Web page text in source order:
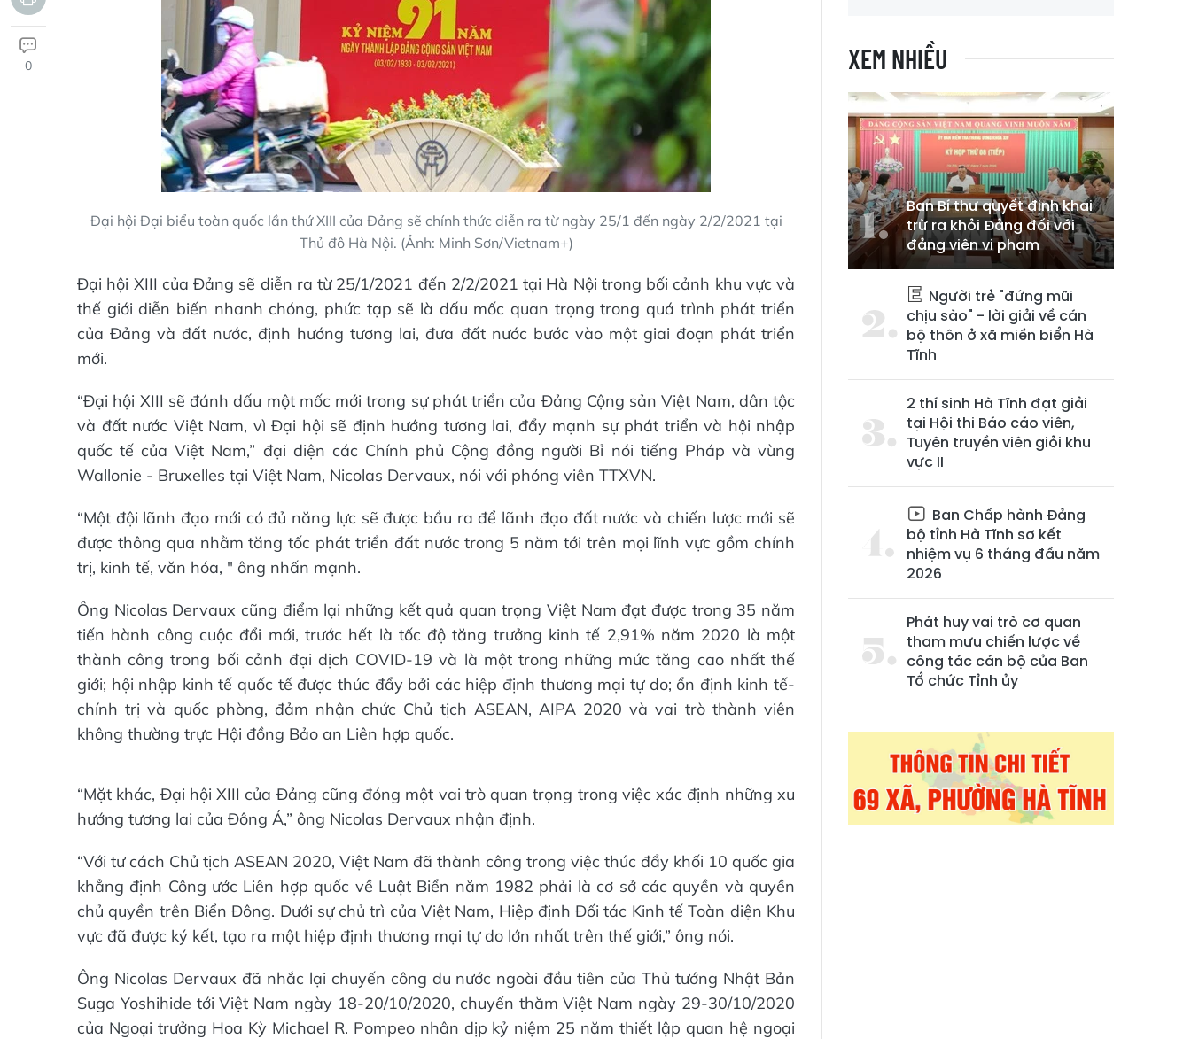
0
Đại hội Đại biểu toàn quốc lần thứ XIII của Đảng sẽ chính thức diễn ra từ ngày 25/1 đến ngày 2/2/2021 tại
Thủ đô Hà Nội. (Ảnh: Minh Sơn/Vietnam+)
Đại hội XIII của Đảng sẽ diễn ra từ 25/1/2021 đến 2/2/2021 tại Hà Nội trong bối cảnh khu vực và
thế giới diễn biến nhanh chóng, phức tạp sẽ là dấu mốc quan trọng trong quá trình phát triển
của Đảng và đất nước, định hướng tương lai, đưa đất nước bước vào một giai đoạn phát triển
mới.
“Đại hội XIII sẽ đánh dấu một mốc mới trong sự phát triển của Đảng Cộng sản Việt Nam, dân tộc
và đất nước Việt Nam, vì Đại hội sẽ định hướng tương lai, đẩy mạnh sự phát triển và hội nhập
quốc tế của Việt Nam,” đại diện các Chính phủ Cộng đồng người Bỉ nói tiếng Pháp và vùng
Wallonie - Bruxelles tại Việt Nam, Nicolas Dervaux, nói với phóng viên TTXVN.
“Một đội lãnh đạo mới có đủ năng lực sẽ được bầu ra để lãnh đạo đất nước và chiến lược mới sẽ
được thông qua nhằm tăng tốc phát triển đất nước trong 5 năm tới trên mọi lĩnh vực gồm chính
trị, kinh tế, văn hóa, " ông nhấn mạnh.
Ông Nicolas Dervaux cũng điểm lại những kết quả quan trọng Việt Nam đạt được trong 35 năm
tiến hành công cuộc đổi mới, trước hết là tốc độ tăng trưởng kinh tế 2,91% năm 2020 là một
thành công trong bối cảnh đại dịch COVID-19 và là một trong những mức tăng cao nhất thế
giới; hội nhập kinh tế quốc tế được thúc đẩy bởi các hiệp định thương mại tự do; ổn định kinh tế-
chính trị và quốc phòng, đảm nhận chức Chủ tịch ASEAN, AIPA 2020 và vai trò thành viên
không thường trực Hội đồng Bảo an Liên hợp quốc.
“Mặt khác, Đại hội XIII của Đảng cũng đóng một vai trò quan trọng trong việc xác định những xu
hướng tương lai của Đông Á,” ông Nicolas Dervaux nhận định.
“Với tư cách Chủ tịch ASEAN 2020, Việt Nam đã thành công trong việc thúc đẩy khối 10 quốc gia
khẳng định Công ước Liên hợp quốc về Luật Biển năm 1982 phải là cơ sở các quyền và quyền
chủ quyền trên Biển Đông. Dưới sự chủ trì của Việt Nam, Hiệp định Đối tác Kinh tế Toàn diện Khu
vực đã được ký kết, tạo ra một hiệp định thương mại tự do lớn nhất trên thế giới,” ông nói.
Ông Nicolas Dervaux đã nhắc lại chuyến công du nước ngoài đầu tiên của Thủ tướng Nhật Bản
Suga Yoshihide tới Việt Nam ngày 18-20/10/2020, chuyến thăm Việt Nam ngày 29-30/10/2020
của Ngoại trưởng Hoa Kỳ Michael R. Pompeo nhân dịp kỷ niệm 25 năm thiết lập quan hệ ngoại
XEM NHIỀU
Ban Bí thư quyết định khai
trừ ra khỏi Đảng đối với
đảng viên vi phạm
Người trẻ "đứng mũi
chịu sào" - lời giải về cán
bộ thôn ở xã miền biển Hà
Tĩnh
2 thí sinh Hà Tĩnh đạt giải
tại Hội thi Báo cáo viên,
Tuyên truyền viên giỏi khu
vực II
Ban Chấp hành Đảng
bộ tỉnh Hà Tĩnh sơ kết
nhiệm vụ 6 tháng đầu năm
2026
Phát huy vai trò cơ quan
tham mưu chiến lược về
công tác cán bộ của Ban
Tổ chức Tỉnh ủy